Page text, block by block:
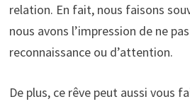
relation. En fait, nous faisons
nous avons l’impression de ne
reconnaissance ou d’attention.
De plus, ce rêve peut aussi vous